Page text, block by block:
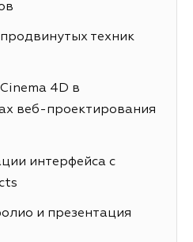
техник
4D в
веб-проектирования
интерфейса с
и презентация